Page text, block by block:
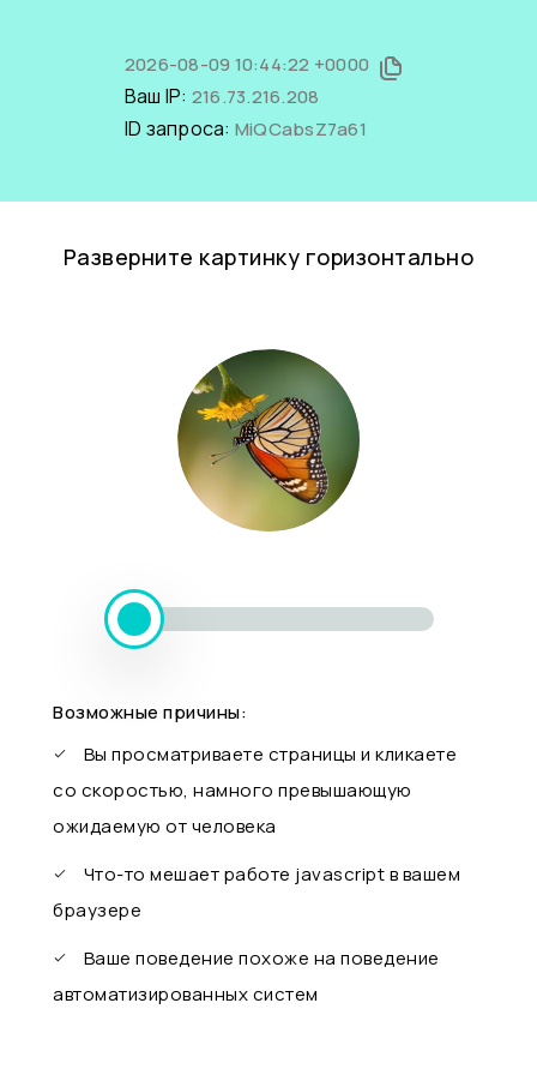
2026-08-09 10:44:22 +0000
Ваш IP: 216.73.216.208
ID запроса: MiQCabsZ7a61
Разверните картинку горизонтально
Возможные причины:
Вы просматриваете страницы и кликаете
со скоростью, намного превышающую
ожидаемую от человека
Что-то мешает работе javascript в вашем
браузере
Ваше поведение похоже на поведение
автоматизированных систем